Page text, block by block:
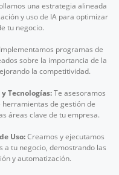
una estrategia alineada
y uso de IA para optimizar
tu negocio.
programas de
sobre la importancia de la
la competitividad.
Tecnologías:Te asesoramos
de gestión de
áreas clave de tu empresa.
Uso:Creamos y ejecutamos
a tu negocio, demostrando las
y automatización.